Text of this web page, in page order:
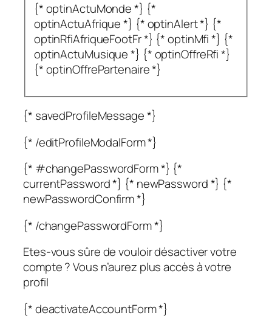
{* optinActuMonde *} {*
optinActuAfrique *} {* optinAlert *} {*
optinRfiAfriqueFootFr *} {* optinMfi *} {*
optinActuMusique *} {* optinOffreRfi *}
{* optinOffrePartenaire *}
{* savedProfileMessage *}
{* /editProfileModalForm *}
{* #changePasswordForm *} {*
currentPassword *} {* newPassword *} {*
newPasswordConfirm *}
{* /changePasswordForm *}
Etes-vous sûre de vouloir désactiver votre
compte ? Vous n’aurez plus accès à votre
profil
{* deactivateAccountForm *}